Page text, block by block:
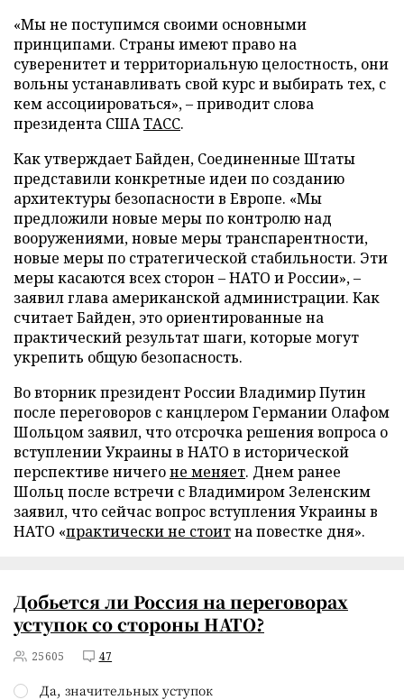
«Мы не поступимся своими основными
принципами. Страны имеют право на
суверенитет и территориальную целостность, они
вольны устанавливать свой курс и выбирать тех, с
кем ассоциироваться», – приводит слова
президента СШАТАСС.
Как утверждает Байден, Соединенные Штаты
представили конкретные идеи по созданию
архитектуры безопасности в Европе. «Мы
предложили новые меры по контролю над
вооружениями, новые меры транспарентности,
новые меры по стратегической стабильности. Эти
меры касаются всех сторон – НАТО и России», –
заявил глава американской администрации. Как
считает Байден, это ориентированные на
практический результат шаги, которые могут
укрепить общую безопасность.
Во вторник президент России Владимир Путин
после переговоров с канцлером Германии Олафом
Шольцом заявил, что отсрочка решения вопроса о
вступлении Украины в НАТО в исторической
перспективе ничегоне меняет. Днем ранее
Шольц после встречи с Владимиром Зеленским
заявил, что сейчас вопрос вступления Украины в
НАТО «практически не стоитна повестке дня».
Добьется ли Россия на переговорах
уступок со стороны НАТО?
25605 47
Да, значительных уступок